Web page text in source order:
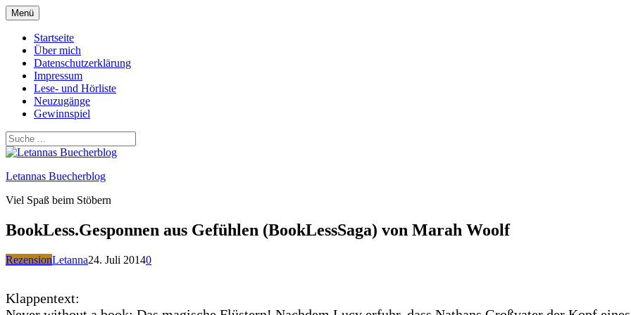
Zum
Inhalt
springen
Menü
Startseite
Über mich
Datenschutzerklärung
Impressum
Lese- und Hörliste
Neuzugänge
Gewinnspiel
Letannas Buecherblog
Viel Spaß beim Stöbern
BookLess.Gesponnen aus Gefühlen (BookLessSaga) von Marah Woolf
RezensionLetanna24. Juli 20140
Klappentext: